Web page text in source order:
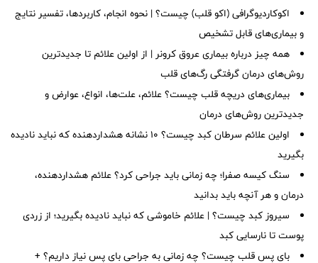
اکوکاردیوگرافی (اکو قلب) چیست؟ | نحوه انجام، کاربردها، تفسیر نتایج
و بیماری‌های قابل تشخیص
همه چیز درباره بیماری عروق کرونر | از اولین علائم تا جدیدترین
روش‌های درمان گرفتگی رگ‌های قلب
بیماری‌های دریچه قلب چیست؟ علائم، علت‌ها، انواع، عوارض و
جدیدترین روش‌های درمان
اولین علائم سرطان کبد چیست؟ ۱۰ نشانه هشداردهنده که نباید نادیده
بگیرید
سنگ کیسه صفرا؛ چه زمانی باید جراحی کرد؟ علائم هشداردهنده،
درمان و هر آنچه باید بدانید
سیروز کبد چیست؟ | علائم خاموشی که نباید نادیده بگیرید؛ از زردی
پوست تا نارسایی کبد
بای پس قلب چیست؟ چه زمانی به جراحی بای پس نیاز داریم؟ +